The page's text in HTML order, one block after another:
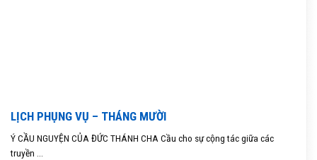
LỊCH PHỤNG VỤ – THÁNG MƯỜI
Ý CẦU NGUYỆN CỦA ĐỨC THÁNH CHA Cầu cho sự cộng tác giữa các
truyền ...